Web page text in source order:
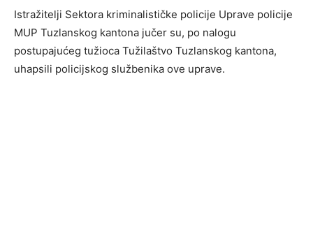
Istražitelji Sektora kriminalističke policije Uprave policije
MUP Tuzlanskog kantona jučer su, po nalogu
postupajućeg tužioca Tužilaštvo Tuzlanskog kantona,
uhapsili policijskog službenika ove uprave.